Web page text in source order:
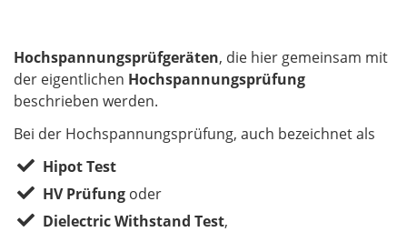
Hochspannungsprüfgeräten, die hier gemeinsam mit
der eigentlichen Hochspannungsprüfung
beschrieben werden.
Bei der Hochspannungsprüfung, auch bezeichnet als
Hipot Test
HV Prüfung oder
Dielectric Withstand Test,